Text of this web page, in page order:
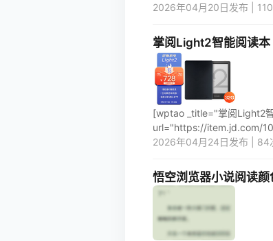
2026年04月20日发布 |
掌阅Light2智能阅读本
[wptao _title="掌阅Light2
url="https://item.jd.com/
2026年04月24日发布 | 84
悟空浏览器小说阅读颜